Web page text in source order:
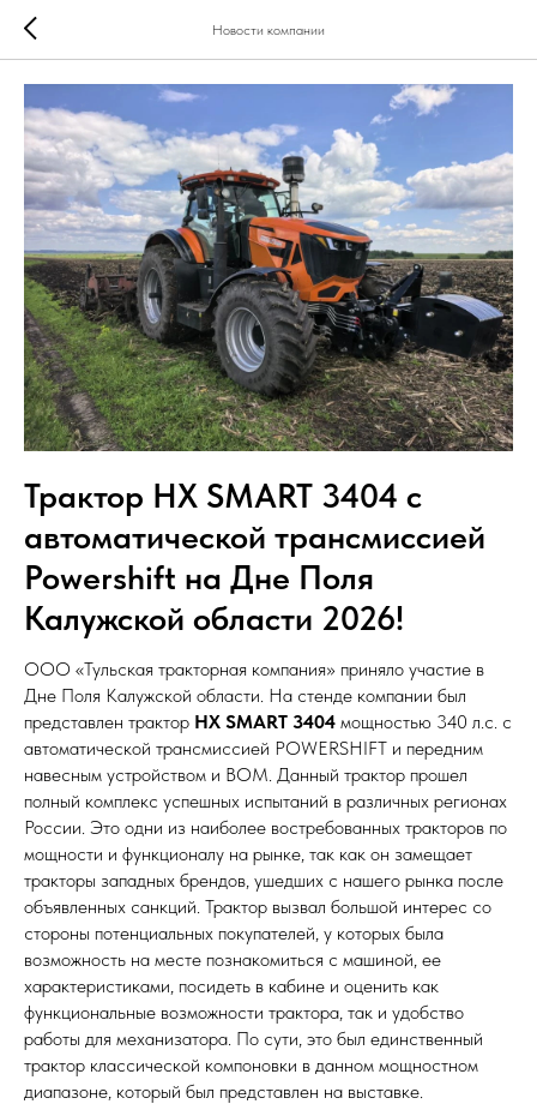
Новости компании
Трактор HX SMART 3404 с
автоматической трансмиссией
Powershift на Дне Поля
Калужской области 2026!
ООО «Тульская тракторная компания» приняло участие в
Дне Поля Калужской области. На стенде компании был
представлен трактор HX SMART 3404 мощностью 340 л.с. с
автоматической трансмиссией POWERSHIFT и передним
навесным устройством и ВОМ. Данный трактор прошел
полный комплекс успешных испытаний в различных регионах
России. Это одни из наиболее востребованных тракторов по
мощности и функционалу на рынке, так как он замещает
тракторы западных брендов, ушедших с нашего рынка после
объявленных санкций. Трактор вызвал большой интерес со
стороны потенциальных покупателей, у которых была
возможность на месте познакомиться с машиной, ее
характеристиками, посидеть в кабине и оценить как
функциональные возможности трактора, так и удобство
работы для механизатора. По сути, это был единственный
трактор классической компоновки в данном мощностном
диапазоне, который был представлен на выставке.